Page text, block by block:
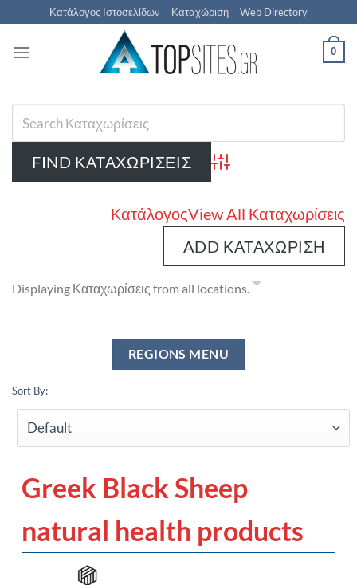
Μετάβαση
στο
περιεχόμενο
Κατάλογος Ιστοσελίδων Καταχώριση Web Directory
0
Advanced Search
ΚατάλογοςView All Καταχωρίσεις
ADD ΚΑΤΑΧΏΡΙΣΗ
Displaying Καταχωρίσεις from all locations.
Sort By:
Greek Black Sheep
natural health products